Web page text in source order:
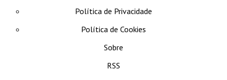
Política de Privacidade
Política de Cookies
Sobre
RSS